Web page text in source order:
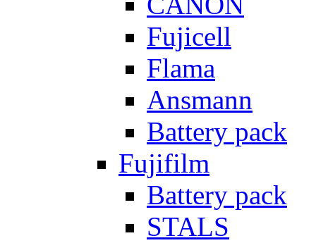
Fujicell
Flama
Ansmann
Battery pack
Fujifilm
Battery pack
STALS